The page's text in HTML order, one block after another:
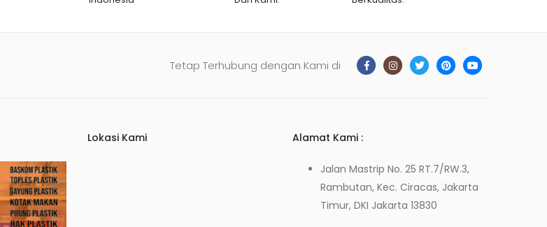
Tetap Terhubung dengan Kami di
Lokasi Kami Alamat Kami :
Jalan Mastrip No. 25 RT.7/RW.3,
Rambutan, Kec. Ciracas, Jakarta
Timur, DKI Jakarta 13830